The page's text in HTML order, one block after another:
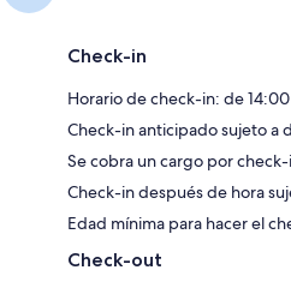
Check-in
Horario de check-in: de
Check-in anticipado sujeto a
Se cobra un cargo por
Check-in después de hora
Edad mínima para hacer el
Check-out